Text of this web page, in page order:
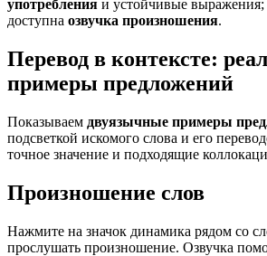
употребления и устойчивые выражения;
доступна озвучка произношения.
Перевод в контексте:
примеры предложений
Показываем двуязычные примеры
подсветкой искомого слова и его
точное значение и подходящие
Произношение слов
Нажмите на значок динамика рядом со
прослушать произношение. Озвучка